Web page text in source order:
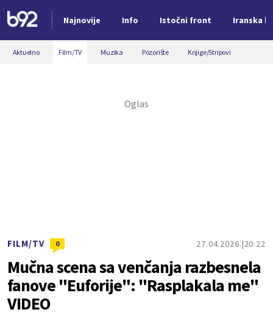
Najnovije Info Istočni front Iranska
Nova vest
Aktuelno Film/TV Muzika Pozorište Knjige/Stripovi
FILM/TV 0 27.04.2026. 20:22
Mučna scena sa venčanja razbesnela
fanove "Euforije": "Rasplakala me"
VIDEO